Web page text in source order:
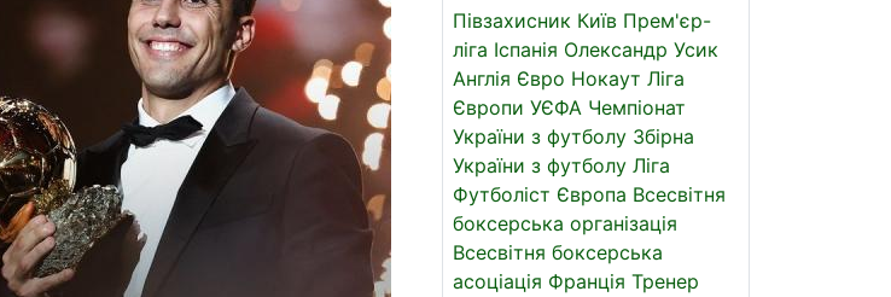
Півзахисник Київ Прем'єр-
ліга Іспанія Олександр Усик
Англія Євро Нокаут Ліга
Європи УЄФА Чемпіонат
України з футболу Збірна
України з футболу Ліга
Футболіст Європа Всесвітня
боксерська організація
Всесвітня боксерська
асоціація Франція Тренер